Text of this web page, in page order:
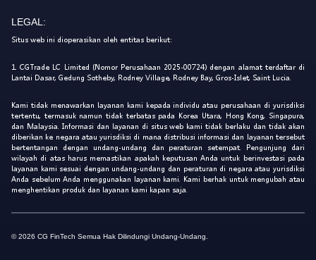
LEGAL:
Situs web ini dioperasikan oleh entitas berikut:
1. CGTrade LC Limited (Nomor Perusahaan 2025-00724) dengan alamat terdaftar di
Lantai Dasar, Gedung Sotheby, Rodney Village, Rodney Bay, Gros-Islet, Saint Lucia.
Kami tidak menawarkan layanan kami kepada individu atau perusahaan di yurisdiksi
tertentu, termasuk namun tidak terbatas pada Korea Utara, Hong Kong, Singapura,
dan Malaysia. Informasi dan layanan di situs web kami tidak berlaku dan tidak akan
diberikan ke negara atau yurisdiksi di mana distribusi informasi dan layanan tersebut
bertentangan dengan undang-undang dan peraturan setempat. Pengunjung dari
wilayah di atas harus memastikan apakah keputusan Anda untuk berinvestasi pada
layanan kami sesuai dengan undang-undang dan peraturan di negara atau yurisdiksi
Anda sebelum Anda menggunakan layanan kami. Kami berhak untuk mengubah atau
menghentikan produk dan layanan kami kapan saja.
© 2026 CG FinTech Semua Hak Dilindungi Undang-Undang.